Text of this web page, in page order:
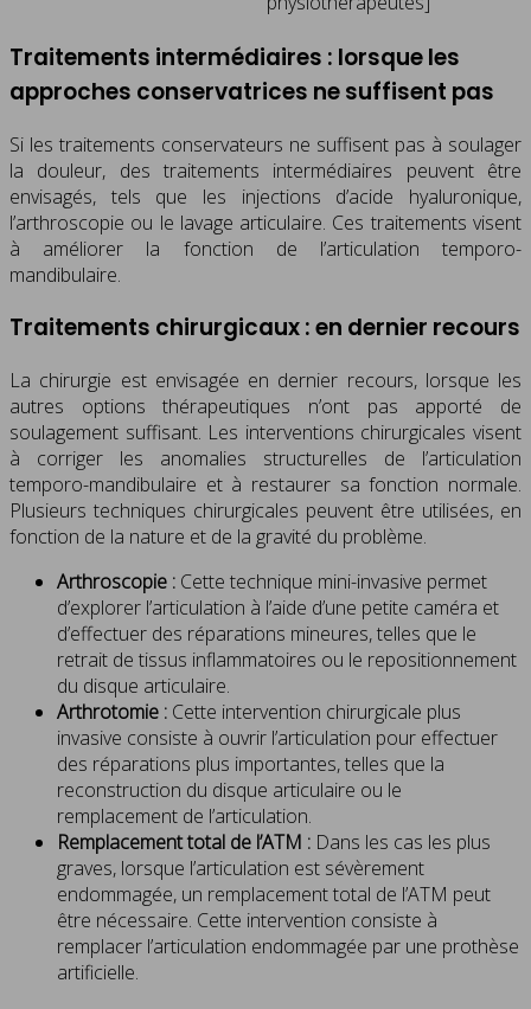
Traitements intermédiaires : lorsque les
approches conservatrices ne suffisent pas
Si les traitements conservateurs ne suffisent pas à soulager
la douleur, des traitements intermédiaires peuvent être
envisagés, tels que les injections d’acide hyaluronique,
l’arthroscopie ou le lavage articulaire. Ces traitements visent
à améliorer la fonction de l’articulation temporo-
mandibulaire.
Traitements chirurgicaux : en dernier recours
La chirurgie est envisagée en dernier recours, lorsque les
autres options thérapeutiques n’ont pas apporté de
soulagement suffisant. Les interventions chirurgicales visent
à corriger les anomalies structurelles de l’articulation
temporo-mandibulaire et à restaurer sa fonction normale.
Plusieurs techniques chirurgicales peuvent être utilisées, en
fonction de la nature et de la gravité du problème.
Arthroscopie : Cette technique mini-invasive permet
d’explorer l’articulation à l’aide d’une petite caméra et
d’effectuer des réparations mineures, telles que le
retrait de tissus inflammatoires ou le repositionnement
du disque articulaire.
Arthrotomie : Cette intervention chirurgicale plus
invasive consiste à ouvrir l’articulation pour effectuer
des réparations plus importantes, telles que la
reconstruction du disque articulaire ou le
remplacement de l’articulation.
Remplacement total de l’ATM : Dans les cas les plus
graves, lorsque l’articulation est sévèrement
endommagée, un remplacement total de l’ATM peut
être nécessaire. Cette intervention consiste à
remplacer l’articulation endommagée par une prothèse
artificielle.